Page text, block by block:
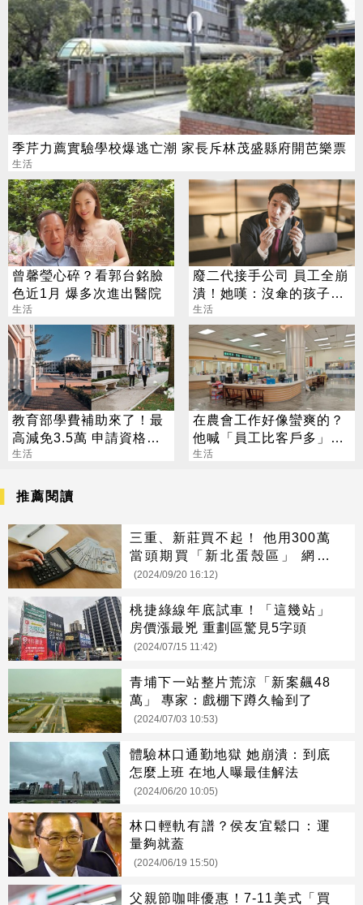
季芹力薦實驗學校爆逃亡潮 家長斥林茂盛縣府開芭樂票
生活
曾馨瑩心碎？看郭台銘臉
色近1月 爆多次進出醫院
生活
廢二代接手公司 員工全崩
潰！她嘆：沒傘的孩子只
能往前跑
生活
教育部學費補助來了！最
高減免3.5萬 申請資格一
次看
生活
在農會工作好像蠻爽的？
他喊「員工比客戶多」內
行人曝真相
生活
推薦閱讀
三重、新莊買不起！ 他用300萬
當頭期買「新北蛋殼區」 網搖
頭：真的難
(2024/09/20 16:12)
桃捷綠線年底試車！「這幾站」
房價漲最兇 重劃區驚見5字頭
(2024/07/15 11:42)
青埔下一站整片荒涼「新案飆48
萬」 專家：戲棚下蹲久輪到了
(2024/07/03 10:53)
體驗林口通勤地獄 她崩潰：到底
怎麼上班 在地人曝最佳解法
(2024/06/20 10:05)
林口輕軌有譜？侯友宜鬆口：運
量夠就蓋
(2024/06/19 15:50)
父親節咖啡優惠！7-11美式「買